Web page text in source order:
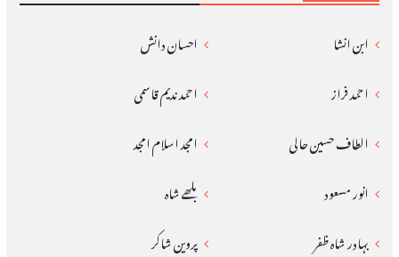
ابن انشا
احسان دانش
احمد فراز
احمد ندیم قاسمی
الطاف حسین حالی
امجد اسلام امجد
انور مسعود
بلھے شاہ
بہادر شاہ ظفر
پروین شاکر